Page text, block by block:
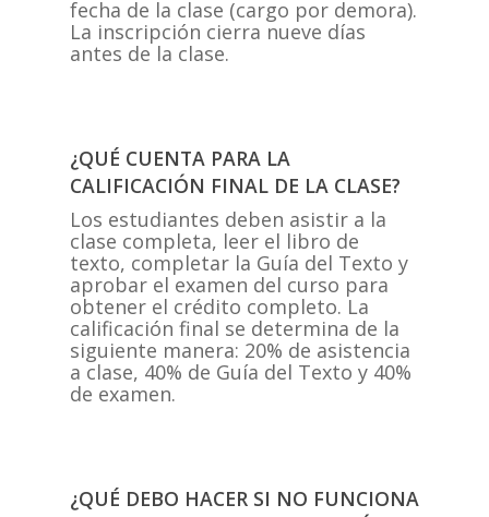
fecha de la clase (cargo por demora).
La inscripción cierra nueve días
antes de la clase.
¿QUÉ CUENTA PARA LA
CALIFICACIÓN FINAL DE LA CLASE?
Los estudiantes deben asistir a la
clase completa, leer el libro de
texto, completar la Guía del Texto y
aprobar el examen del curso para
obtener el crédito completo. La
calificación final se determina de la
siguiente manera: 20% de asistencia
a clase, 40% de Guía del Texto y 40%
de examen.
¿QUÉ DEBO HACER SI NO FUNCIONA